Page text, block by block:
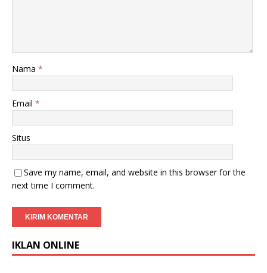
Nama *
Email *
Situs
Save my name, email, and website in this browser for the
next time I comment.
IKLAN ONLINE